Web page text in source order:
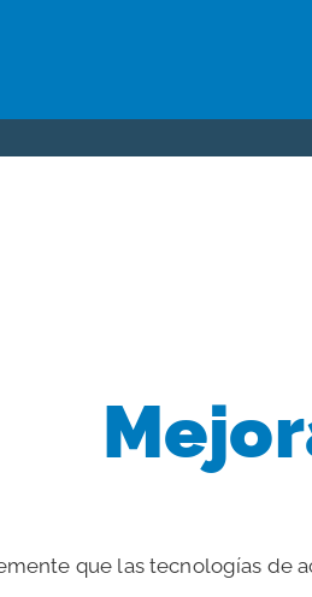
que las tecnologías de